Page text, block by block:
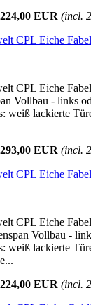
224,00 EUR (incl.
CPL Eiche
CPL Eiche
Vollbau - links
weiß lackierte
293,00 EUR (incl.
CPL Eiche
CPL Eiche
Vollbau -
weiß lackierte
224,00 EUR (incl.